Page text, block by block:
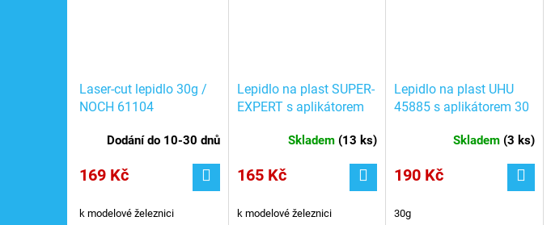
Laser-cut lepidlo 30g /
NOCH 61104
Dodání do 10-30 dnů
169 Kč
k modelové železnici
Lepidlo na plast SUPER-
EXPERT s aplikátorem
Faller 170490
Skladem (13 ks)
165 Kč
k modelové železnici
Lepidlo na plast UHU
45885 s aplikátorem 30
Skladem (3 ks)
190 Kč
30g